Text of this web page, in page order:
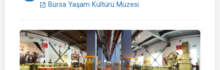
open_in_new Bursa Yaşam Kültürü Müzesi